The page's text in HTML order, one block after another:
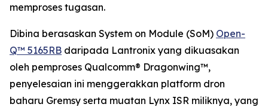
memproses tugasan.
Dibina berasaskan System on Module (SoM) Open-
Q™ 5165RB daripada Lantronix yang dikuasakan
oleh pemproses Qualcomm® Dragonwing™,
penyelesaian ini menggerakkan platform dron
baharu Gremsy serta muatan Lynx ISR miliknya, yang